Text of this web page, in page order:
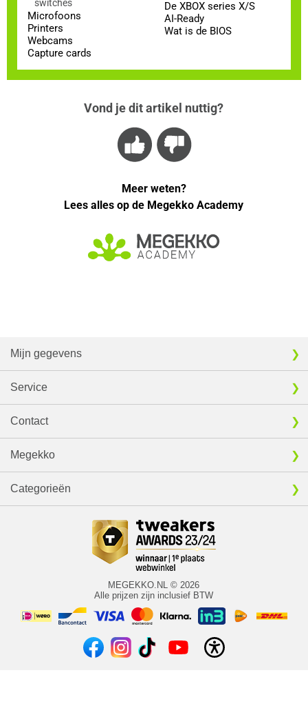
switches
Microfoons
Printers
Webcams
Capture cards
De XBOX series X/S
AI-Ready
Wat is de BIOS
Vond je dit artikel nuttig?
Meer weten?
Lees alles op de Megekko Academy
Mijn gegevens
Service
Contact
Megekko
Categorieën
MEGEKKO.NL © 2026
Alle prijzen zijn inclusief BTW